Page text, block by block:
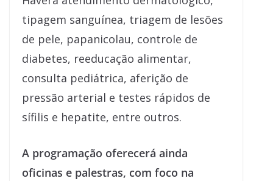
tipagem sanguínea, triagem de lesões
de pele, papanicolau, controle de
diabetes, reeducação alimentar,
consulta pediátrica, aferição de
pressão arterial e testes rápidos de
sífilis e hepatite, entre outros.
A programação oferecerá ainda
oficinas e palestras, com foco na